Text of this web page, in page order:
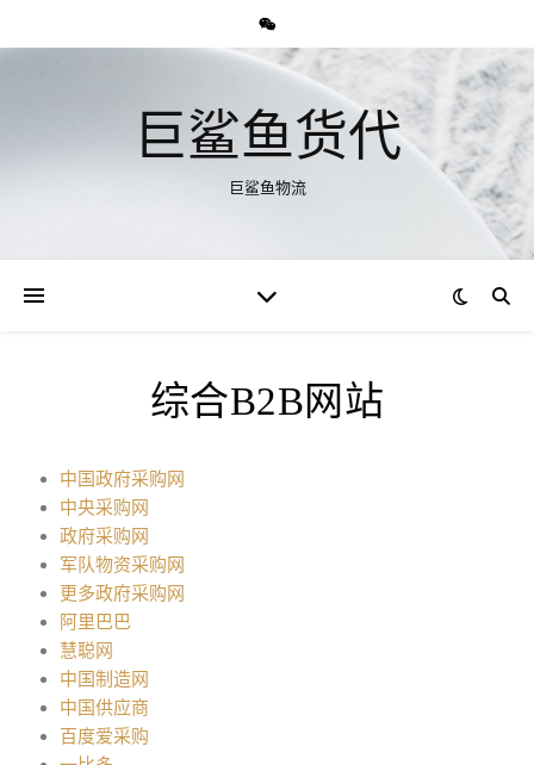
巨鲨鱼货代
巨鲨鱼物流
综合B2B网站
中国政府采购网
中央采购网
政府采购网
军队物资采购网
更多政府采购网
阿里巴巴
慧聪网
中国制造网
中国供应商
百度爱采购